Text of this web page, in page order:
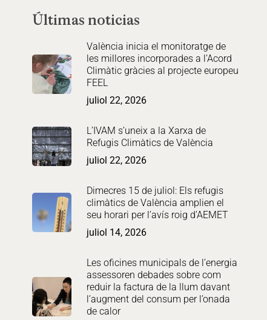
Últimas noticias
València inicia el monitoratge de
les millores incorporades a l’Acord
Climàtic gràcies al projecte europeu
FEEL
juliol 22, 2026
L’IVAM s’uneix a la Xarxa de
Refugis Climàtics de València
juliol 22, 2026
Dimecres 15 de juliol: Els refugis
climàtics de València amplien el
seu horari per l’avís roig d’AEMET
juliol 14, 2026
Les oficines municipals de l’energia
assessoren debades sobre com
reduir la factura de la llum davant
l’augment del consum per l’onada
de calor